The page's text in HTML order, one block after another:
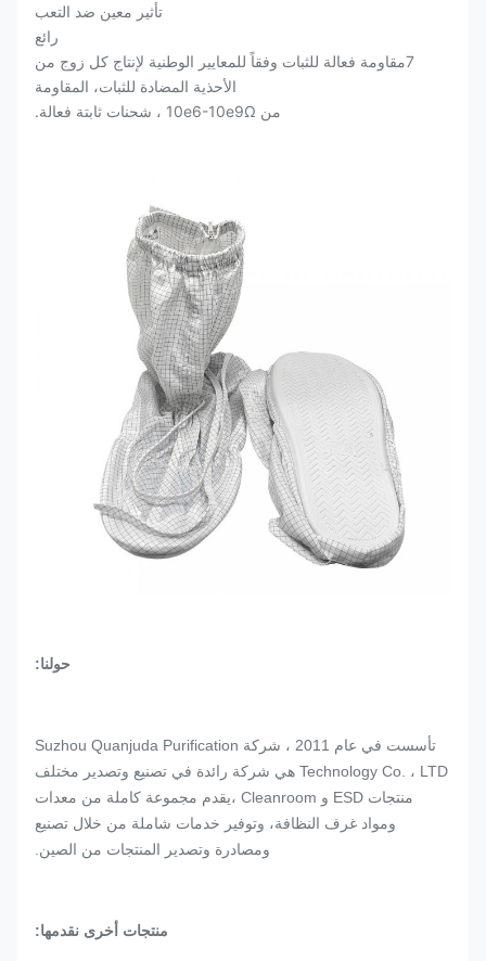
تأثير معين ضد التعب
رائع
7مقاومة فعالة للثبات وفقاً للمعايير الوطنية لإنتاج كل زوج من
الأحذية المضادة للثبات، المقاومة
من 10e6-10e9Ω ، شحنات ثابتة فعالة.
حولنا:
تأسست في عام 2011 ، شركة Suzhou Quanjuda Purification
Technology Co. ، LTD هي شركة رائدة في تصنيع وتصدير مختلف
منتجات ESD و Cleanroom ،يقدم مجموعة كاملة من معدات
ومواد غرف النظافة، وتوفير خدمات شاملة من خلال تصنيع
ومصادرة وتصدير المنتجات من الصين.
منتجات أخرى نقدمها: